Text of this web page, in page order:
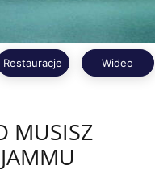
Restauracje Wideo
MUSISZ